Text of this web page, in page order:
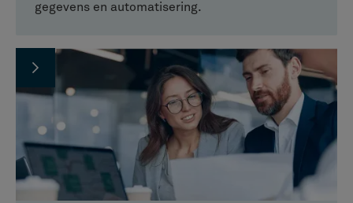
gegevens en automatisering.